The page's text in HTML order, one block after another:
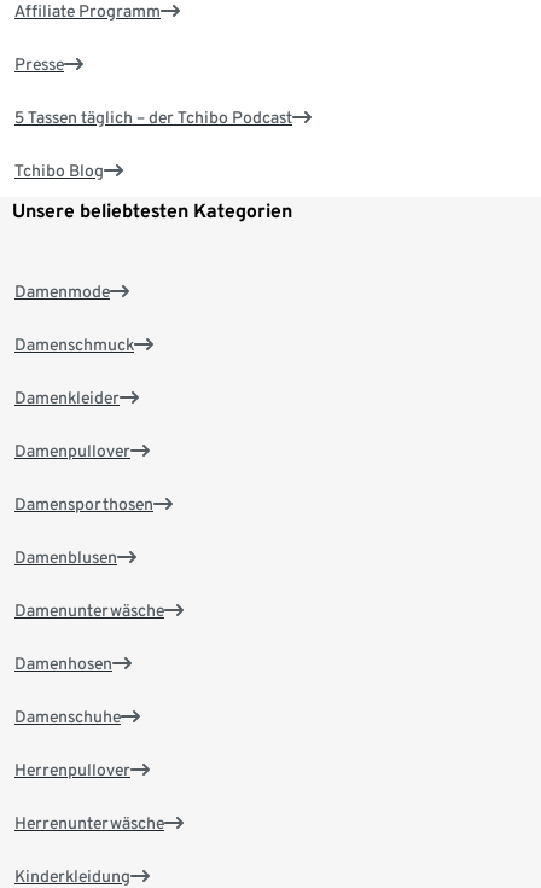
Affiliate Programm
Presse
5 Tassen täglich – der Tchibo Podcast
Tchibo Blog
Unsere beliebtesten Kategorien
Damenmode
Damenschmuck
Damenkleider
Damenpullover
Damensporthosen
Damenblusen
Damenunterwäsche
Damenhosen
Damenschuhe
Herrenpullover
Herrenunterwäsche
Kinderkleidung